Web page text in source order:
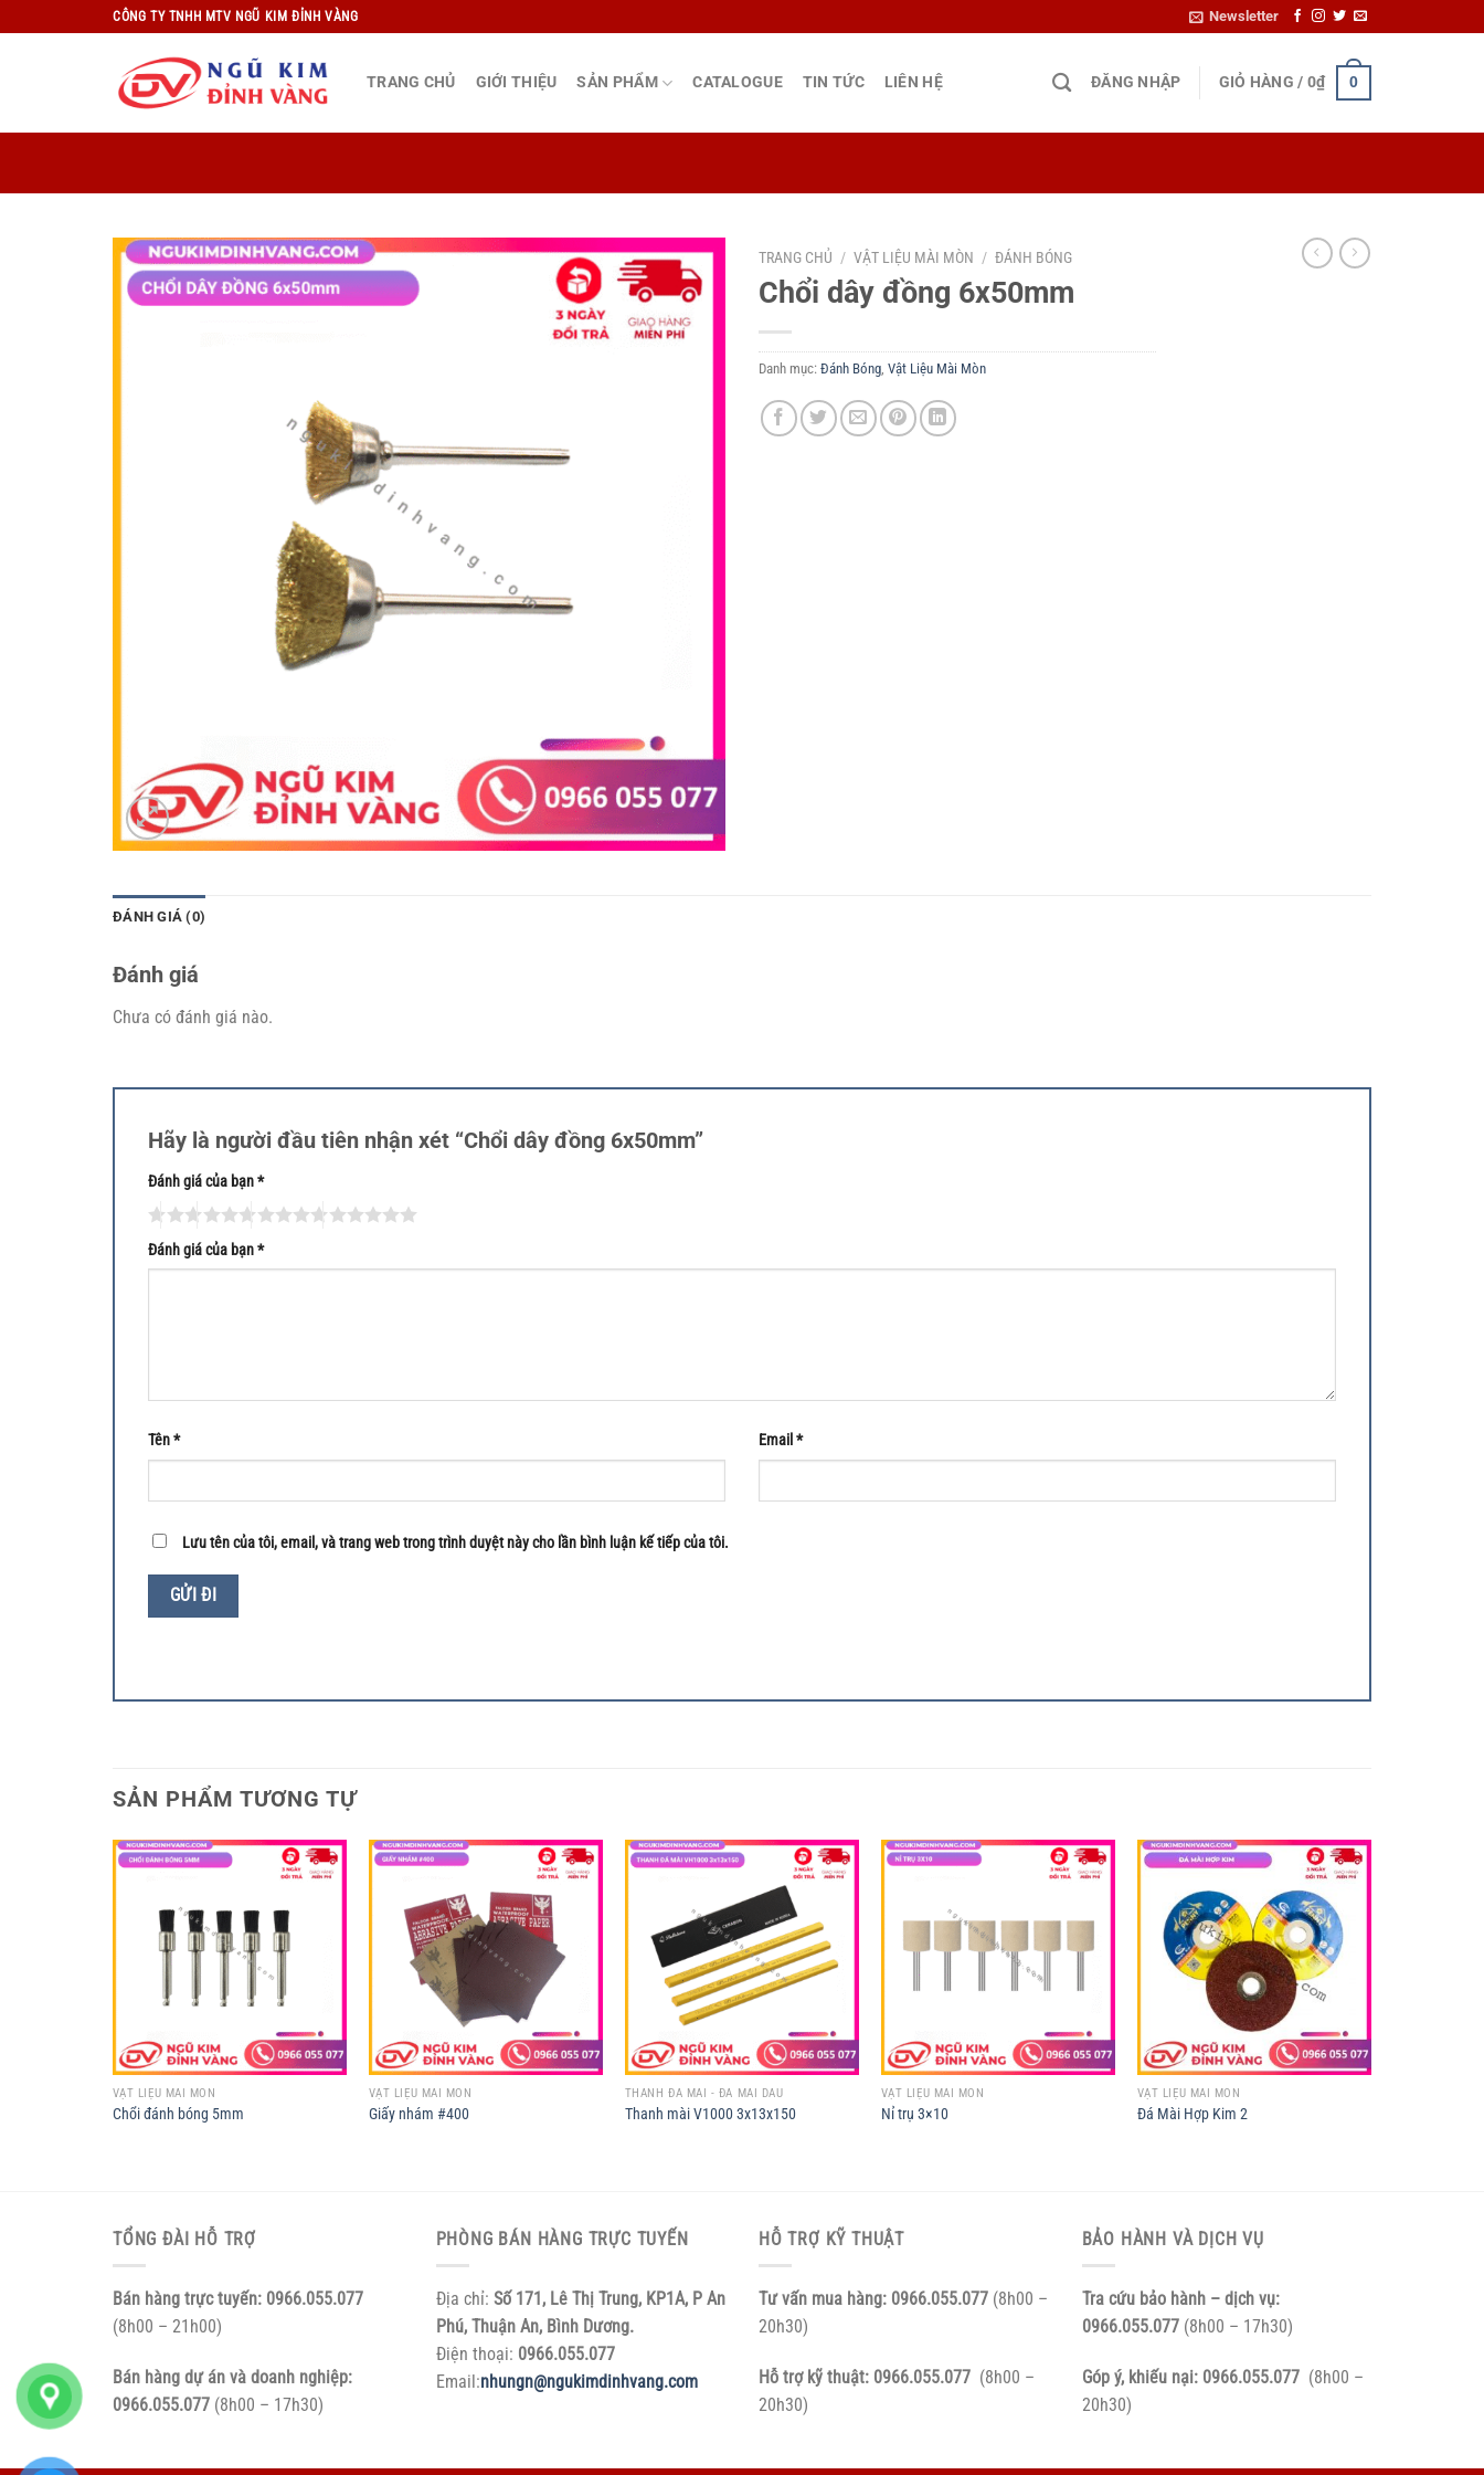
qua
CÔNG TY TNHH MTV NGŨ KIM ĐỈNH VÀNG Newsletter
TRANG CHỦ GIỚI THIỆU SẢN PHẨM CATALOGUE TIN TỨC LIÊN HỆ ĐĂNG NHẬP GIỎ HÀNG / 0₫ 0
TRANG CHỦ / VẬT LIỆU MÀI MÒN / ĐÁNH BÓNG
Chổi dây đồng 6x50mm
Danh mục: Đánh Bóng Vật Liệu Mài Mòn
ĐÁNH GIÁ (0)
Đánh giá
Chưa có đánh giá nào.
Hãy là người đầu tiên nhận xét “Chổi dây đồng 6x50mm”
Đánh giá của bạn*
Đánh giá của bạn*
Tên* Email *
Lưu tên của tôi, email, và trang web trong trình duyệt này cho lần bình luận kế tiếp của tôi.
SẢN PHẨM TƯƠNG TỰ
VẬT LIỆU MÀI MÒN
Chổi đánh bóng 5mm
VẬT LIỆU MÀI MÒN
Giấy nhám #400
THANH ĐÁ MÀI - ĐÁ MÀI DẦU
Thanh mài V1000 3x13x150
VẬT LIỆU MÀI MÒN
Nỉ trụ 3×10
VẬT LIỆU MÀI MÒN
Đá Mài Hợp Kim 2
TỔNG ĐÀI HỖ TRỢ
Bán hàng trực tuyến: 0966.055.077
(8h00 – 21h00)
Bán hàng dự án và doanh nghiệp:
0966.055.077 (8h00 – 17h30)
PHÒNG BÁN HÀNG TRỰC TUYẾN
Địa chỉ: Số 171, Lê Thị Trung, KP1A, P An
Phú, Thuận An, Bình Dương.
Điện thoại: 0966.055.077
Email:nhungn@ngukimdinhvang.com
HỖ TRỢ KỸ THUẬT
Tư vấn mua hàng: 0966.055.077 (8h00 –
20h30)
Hỗ trợ kỹ thuật: 0966.055.077 (8h00 –
20h30)
BẢO HÀNH VÀ DỊCH VỤ
Tra cứu bảo hành – dịch vụ:
0966.055.077(8h00 – 17h30)
Góp ý, khiếu nại: 0966.055.077 (8h00 –
20h30)